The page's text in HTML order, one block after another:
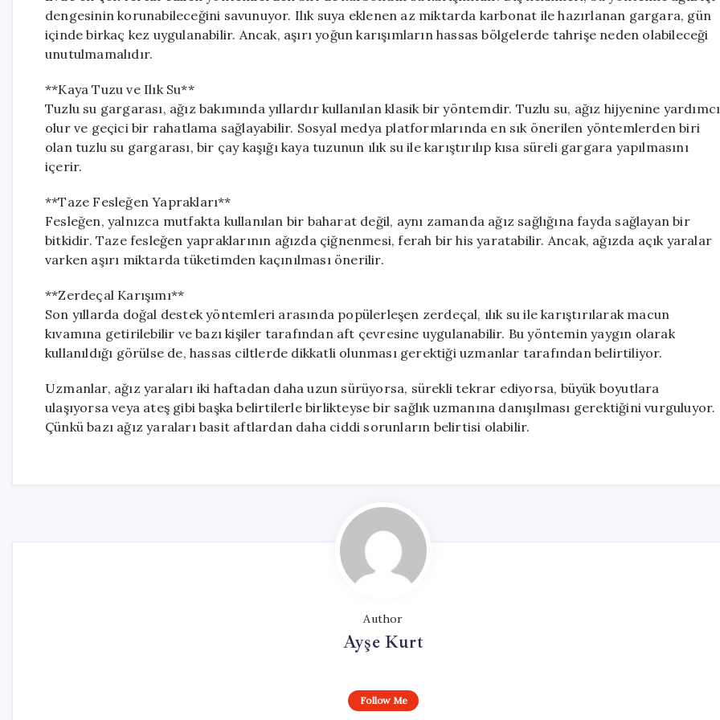
dengesinin korunabileceğini savunuyor. Ilık suya eklenen az miktarda karbonat ile hazırlanan gargara, gün
içinde birkaç kez uygulanabilir. Ancak, aşırı yoğun karışımların hassas bölgelerde tahrişe neden olabileceği
unutulmamalıdır.
**Kaya Tuzu ve Ilık Su**
Tuzlu su gargarası, ağız bakımında yıllardır kullanılan klasik bir yöntemdir. Tuzlu su, ağız hijyenine yardımcı
olur ve geçici bir rahatlama sağlayabilir. Sosyal medya platformlarında en sık önerilen yöntemlerden biri
olan tuzlu su gargarası, bir çay kaşığı kaya tuzunun ılık su ile karıştırılıp kısa süreli gargara yapılmasını
içerir.
**Taze Fesleğen Yaprakları**
Fesleğen, yalnızca mutfakta kullanılan bir baharat değil, aynı zamanda ağız sağlığına fayda sağlayan bir
bitkidir. Taze fesleğen yapraklarının ağızda çiğnenmesi, ferah bir his yaratabilir. Ancak, ağızda açık yaralar
varken aşırı miktarda tüketimden kaçınılması önerilir.
**Zerdeçal Karışımı**
Son yıllarda doğal destek yöntemleri arasında popülerleşen zerdeçal, ılık su ile karıştırılarak macun
kıvamına getirilebilir ve bazı kişiler tarafından aft çevresine uygulanabilir. Bu yöntemin yaygın olarak
kullanıldığı görülse de, hassas ciltlerde dikkatli olunması gerektiği uzmanlar tarafından belirtiliyor.
Uzmanlar, ağız yaraları iki haftadan daha uzun sürüyorsa, sürekli tekrar ediyorsa, büyük boyutlara
ulaşıyorsa veya ateş gibi başka belirtilerle birlikteyse bir sağlık uzmanına danışılması gerektiğini vurguluyor.
Çünkü bazı ağız yaraları basit aftlardan daha ciddi sorunların belirtisi olabilir.
Author
Ayşe Kurt
Follow Me